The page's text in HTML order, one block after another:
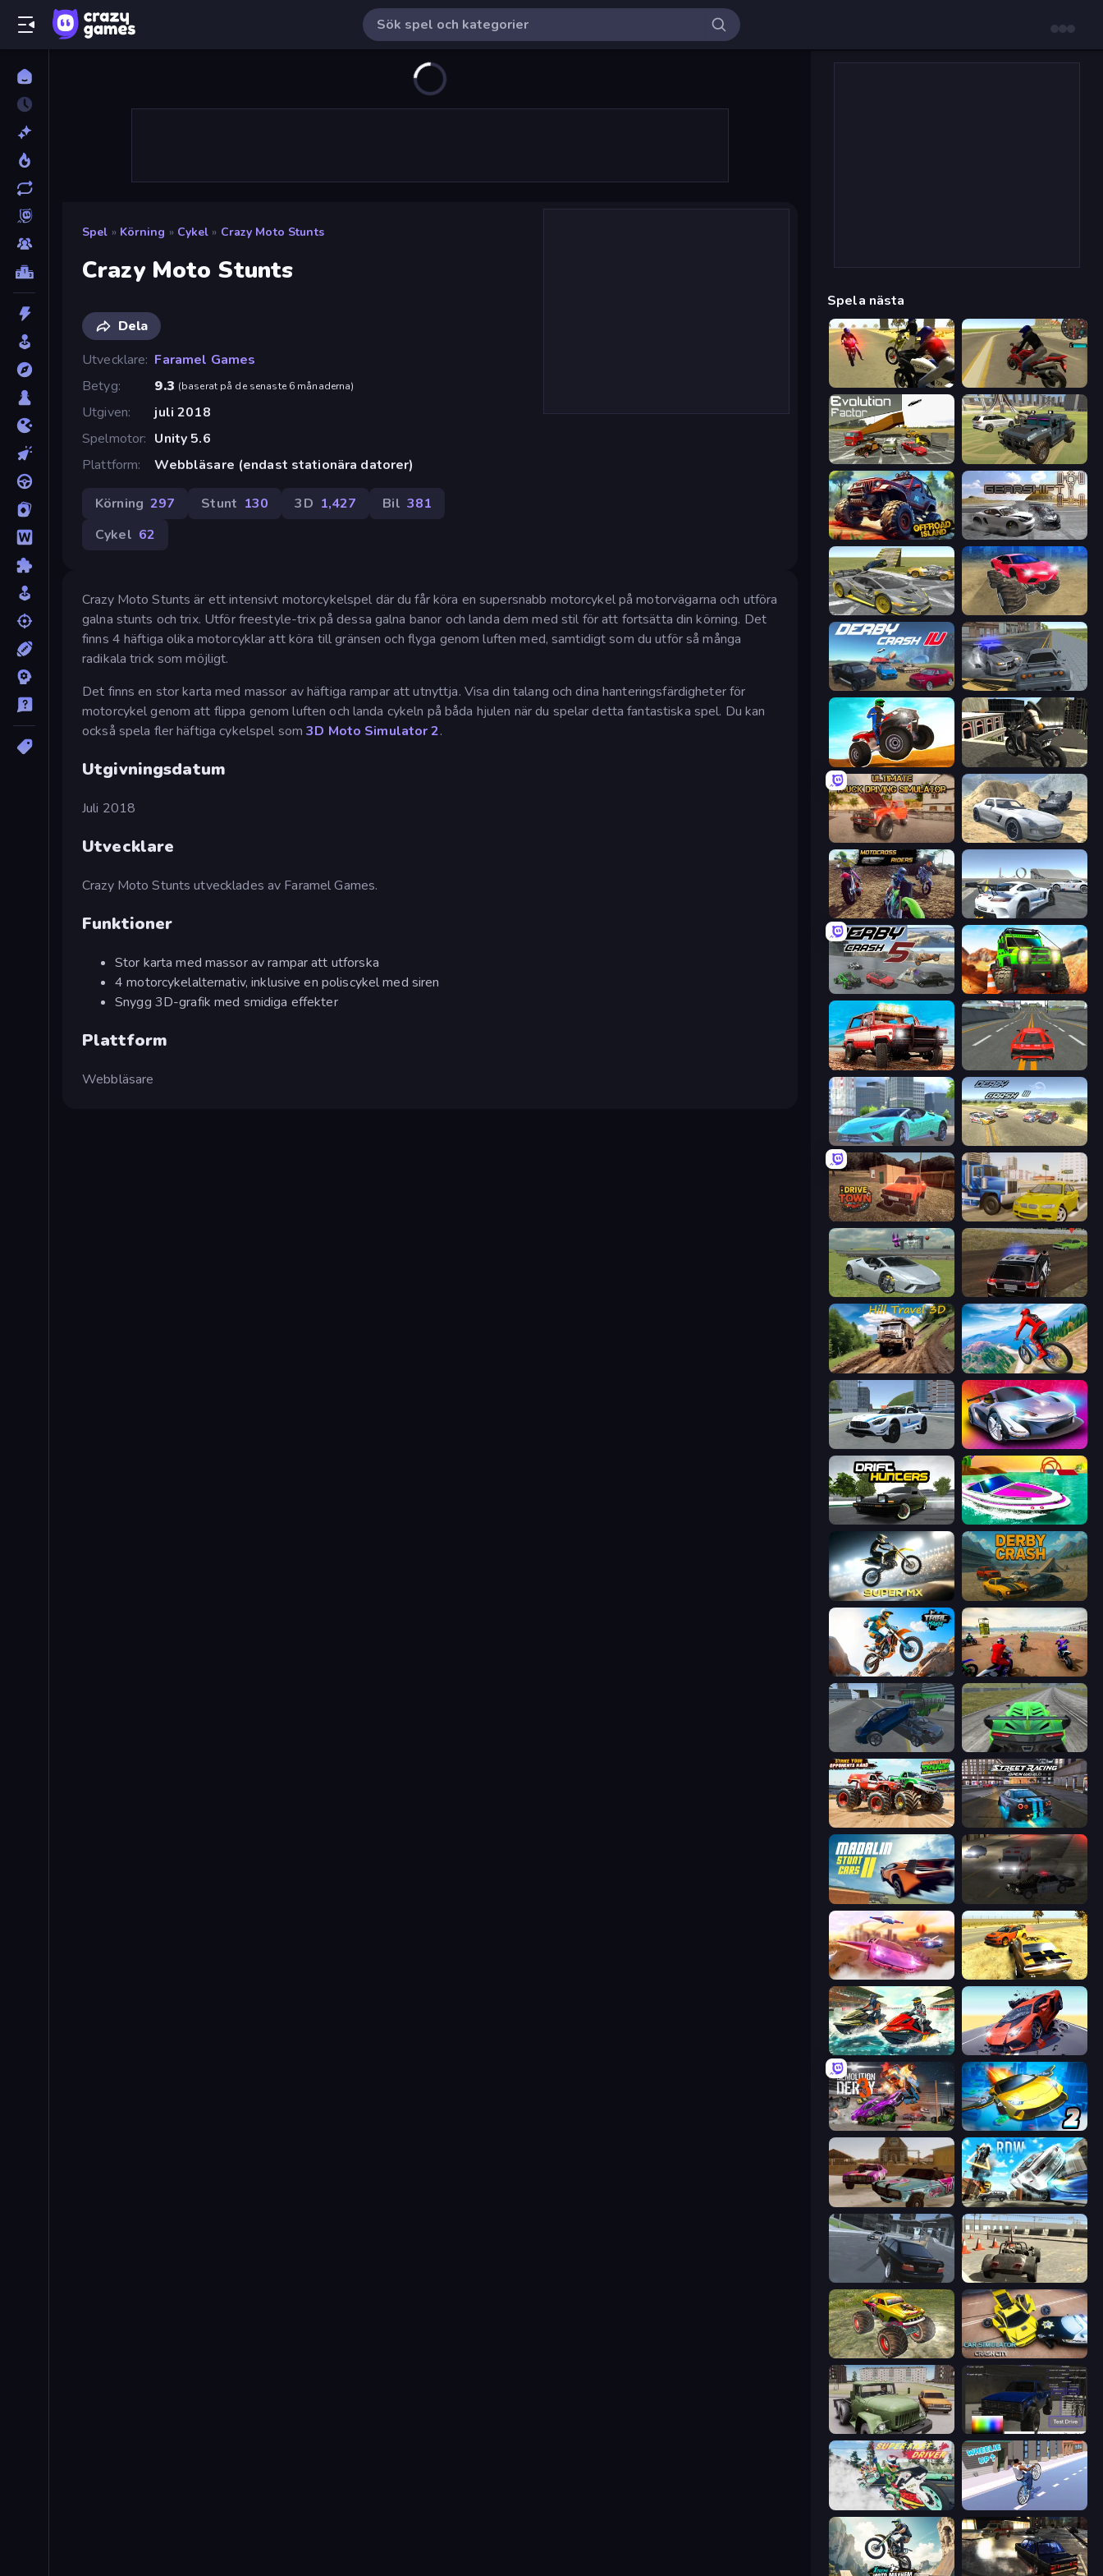
Spel » Körning » Cykel » Crazy Moto Stunts
Crazy Moto Stunts
Dela
Utvecklare Faramel Games
Betyg
9.3 (baserat på de senaste 6 månaderna)
Utgiven
juli 2018
Spelmotor
Unity 5.6
Plattform
Webbläsare (endast stationära datorer)
Körning 297 Stunt 130 3D 1,427 Bil 381
Cykel 62
Crazy Moto Stunts är ett intensivt motorcykelspel där du får köra en supersnabb motorcykel på motorvägarna och utföra
galna stunts och trix. Utför freestyle-trix på dessa galna banor och landa dem med stil för att fortsätta din körning. Det
finns 4 häftiga olika motorcyklar att köra till gränsen och flyga genom luften med, samtidigt som du utför så många
radikala trick som möjligt.
Det finns en stor karta med massor av häftiga rampar att utnyttja. Visa din talang och dina hanteringsfärdigheter för
motorcykel genom att flippa genom luften och landa cykeln på båda hjulen när du spelar detta fantastiska spel. Du kan
också spela fler häftiga cykelspel som3D Moto Simulator 2.
Utgivningsdatum
Juli 2018
Utvecklare
Crazy Moto Stunts utvecklades av Faramel Games.
Funktioner
Stor karta med massor av rampar att utforska
4 motorcykelalternativ, inklusive en poliscykel med siren
Snygg 3D-grafik med smidiga effekter
Plattform
Webbläsare
Spela nästa
3D Moto Simulator 2 Moto Rider 3D
Evolution Factor 4x4 Offroader
Offroad Island Gearshift One
Wrong Way
Derby Crash 4 RCC City Racing
ATV Ultimate Offroad Stunt Mania 3D
Ultimate Truck Driving Simulator 2020 Derby Crash 2
MotoCross Riders
Derby Crash 5 Offroad Life 3D
Offroad Masters Challenge Modern Car Racing 2
Real City Driver Derby Crash 3
DriveTown Crazy Car Stunts
Sports Cars Driver POLICE Chase Simulator
Hill Travel 3D Riders Downhill Racing
Crazy Stunt Cars 2 Grand Cyber City
Drift Hunters Jet Boat Racing
Super MX - Last Season Derby Crash
Trial Mania Super MX - The Champion
Offroader V6 Speed Racing Pro 2
Monster Truck Demolition Derby
Madalin Stunt Cars 2
Ultimate Flying Car 3D Car Simulator
Jetski Race Hyper Cars Ramp Crash
Demolition Derby 3 Ultimate Flying Car 2
Village Car Stunts Real Drift World
Transporter Hot Pursuit Free Rally
Real Simulator: Monster Truck Car Simulator: Crash City
Truck Driver Easy Road Car Inspector: Truck
Super Fast Driver Wheelie Up